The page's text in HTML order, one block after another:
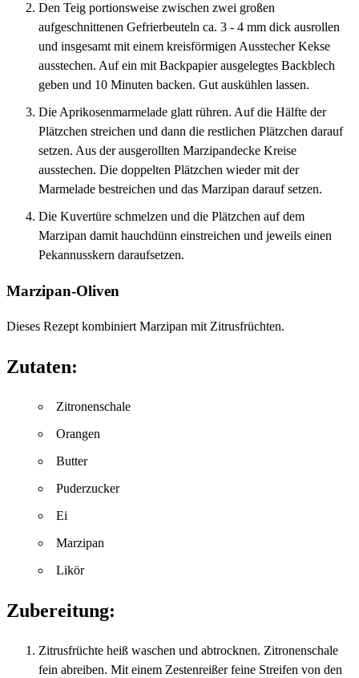
Den Teig portionsweise zwischen zwei großen
aufgeschnittenen Gefrierbeuteln ca. 3 - 4 mm dick ausrollen
und insgesamt mit einem kreisförmigen Ausstecher Kekse
ausstechen. Auf ein mit Backpapier ausgelegtes Backblech
geben und 10 Minuten backen. Gut auskühlen lassen.
Die Aprikosenmarmelade glatt rühren. Auf die Hälfte der
Plätzchen streichen und dann die restlichen Plätzchen darauf
setzen. Aus der ausgerollten Marzipandecke Kreise
ausstechen. Die doppelten Plätzchen wieder mit der
Marmelade bestreichen und das Marzipan darauf setzen.
Die Kuvertüre schmelzen und die Plätzchen auf dem
Marzipan damit hauchdünn einstreichen und jeweils einen
Pekannusskern daraufsetzen.
Marzipan-Oliven
Dieses Rezept kombiniert Marzipan mit Zitrusfrüchten.
Zutaten:
Zitronenschale
Orangen
Butter
Puderzucker
Ei
Marzipan
Likör
Zubereitung:
Zitrusfrüchte heiß waschen und abtrocknen. Zitronenschale
fein abreiben. Mit einem Zestenreißer feine Streifen von den